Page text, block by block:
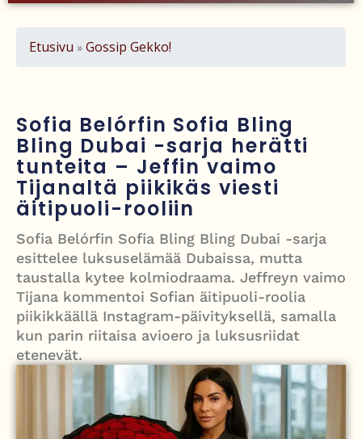
Nigel Farage vaatii ulkomaalaisten sulkemista pois sosiaalisesta
lentoasemalle
Justin Trudeau puolustautuu kritiikiltä – valitsi Katy Perryn
esiintymisen Kanadan MM-avauksen sijaan
Grenfellin tornon palo: yhdeksäs vuosipäivä erityisen raskas omaisille
Turistijuna kaatui Cártaman tapasjuhlilla – 17 loukkaantui Espanjassa
Etusivu » Gossip Gekko!
Sofia Belórfin Sofia Bling
Bling Dubai -sarja herätti
tunteita – Jeffin vaimo
Tijanaltä piikikäs viesti
äitipuoli-rooliin
Sofia Belórfin Sofia Bling Bling Dubai -sarja
esittelee luksuselämää Dubaissa, mutta
taustalla kytee kolmiodraama. Jeffreyn vaimo
Tijana kommentoi Sofian äitipuoli-roolia
piikikkäällä Instagram-päivityksellä, samalla
kun parin riitaisa avioero ja luksusriidat
etenevät.